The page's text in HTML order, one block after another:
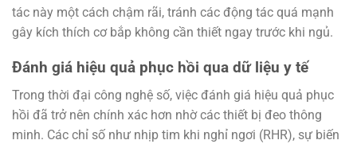
tác này một cách chậm rãi, tránh các động tác quá mạnh
gây kích thích cơ bắp không cần thiết ngay trước khi ngủ.
Đánh giá hiệu quả phục hồi qua dữ liệu y tế
Trong thời đại công nghệ số, việc đánh giá hiệu quả phục
hồi đã trở nên chính xác hơn nhờ các thiết bị đeo thông
minh. Các chỉ số như nhịp tim khi nghỉ ngơi (RHR), sự biến